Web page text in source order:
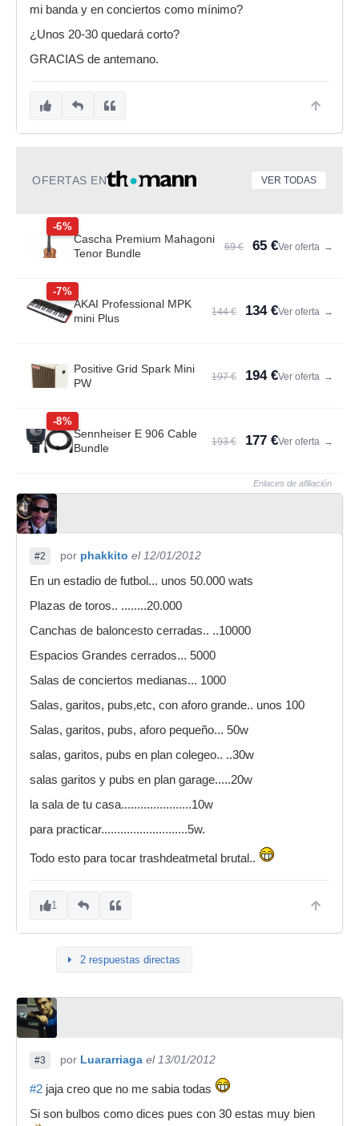
mi banda y en conciertos como mínimo?
¿Unos 20-30 quedará corto?
GRACIAS de antemano.
OFERTAS EN VER TODAS
-6%
Cascha Premium Mahagoni
Tenor Bundle
69 € 65 €Ver oferta →
-7%
AKAI Professional MPK
mini Plus
144 € 134 €Ver oferta →
Positive Grid Spark Mini
PW
197 € 194 €Ver oferta →
-8%
Sennheiser E 906 Cable
Bundle
193 € 177 €Ver oferta →
Enlaces de afiliación
#2 por phakkito el 12/01/2012
En un estadio de futbol... unos 50.000 wats
Plazas de toros.. ........20.000
Canchas de baloncesto cerradas.. ..10000
Espacios Grandes cerrados... 5000
Salas de conciertos medianas... 1000
Salas, garitos, pubs,etc, con aforo grande.. unos 100
Salas, garitos, pubs, aforo pequeño... 50w
salas, garitos, pubs en plan colegeo.. ..30w
salas garitos y pubs en plan garage.....20w
la sala de tu casa......................10w
para practicar...........................5w.
Todo esto para tocar trashdeatmetal brutal..
1
2 respuestas directas
#3 por Luararriaga el 13/01/2012
#2 jaja creo que no me sabia todas
Si son bulbos como dices pues con 30 estas muy bien